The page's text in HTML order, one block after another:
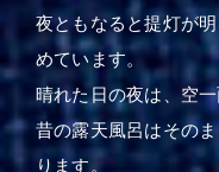
夜ともなると提灯が
めています。
晴れた日の夜は、空
昔の露天風呂はその
ります。